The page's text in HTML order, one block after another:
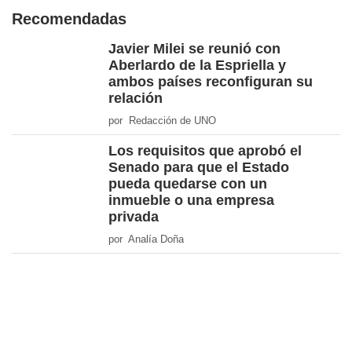
Recomendadas
Javier Milei se reunió con
Aberlardo de la Espriella y
ambos países reconfiguran su
relación
por Redacción de UNO
Los requisitos que aprobó el
Senado para que el Estado
pueda quedarse con un
inmueble o una empresa
privada
por Analía Doña